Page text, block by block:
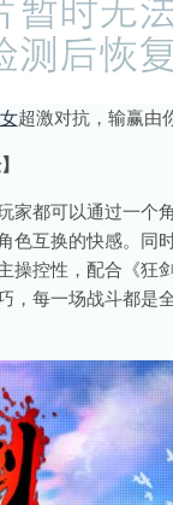
超激对抗，输赢由
都可以通过一个
色互换的快感。同
操控性，配合《狂
，每一场战斗都是